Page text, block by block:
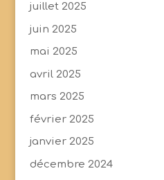
juillet 2025
juin 2025
mai 2025
avril 2025
mars 2025
février 2025
janvier 2025
décembre 2024